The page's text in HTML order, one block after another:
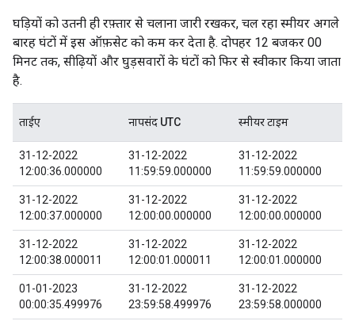
घड़ियों को उतनी ही रफ़्तार से चलाना जारी रखकर, चल रहा स्मीयर अगले
बारह घंटों में इस ऑफ़सेट को कम कर देता है. दोपहर 12 बजकर 00
मिनट तक, सीढ़ियों और घुड़सवारों के घंटों को फिर से स्वीकार किया जाता
है.
ताईए नापसंद UTC स्मीयर टाइम
31-12-2022
12:00:36.000000
31-12-2022
11:59:59.000000
31-12-2022
11:59:59.000000
31-12-2022
12:00:37.000000
31-12-2022
12:00:00.000000
31-12-2022
12:00:00.000000
31-12-2022
12:00:38.000011
31-12-2022
12:00:01.000011
31-12-2022
12:00:01.000000
01-01-2023
00:00:35.499976
31-12-2022
23:59:58.499976
31-12-2022
23:59:58.000000